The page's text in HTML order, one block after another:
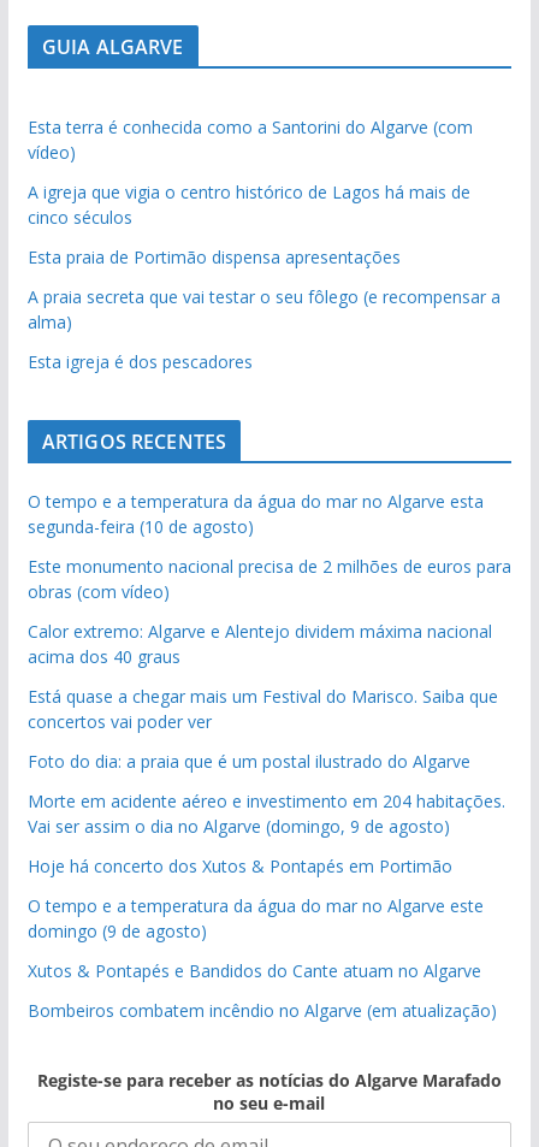
GUIA ALGARVE
Esta terra é conhecida como a Santorini do Algarve (com
vídeo)
A igreja que vigia o centro histórico de Lagos há mais de
cinco séculos
Esta praia de Portimão dispensa apresentações
A praia secreta que vai testar o seu fôlego (e recompensar a
alma)
Esta igreja é dos pescadores
ARTIGOS RECENTES
O tempo e a temperatura da água do mar no Algarve esta
segunda-feira (10 de agosto)
Este monumento nacional precisa de 2 milhões de euros para
obras (com vídeo)
Calor extremo: Algarve e Alentejo dividem máxima nacional
acima dos 40 graus
Está quase a chegar mais um Festival do Marisco. Saiba que
concertos vai poder ver
Foto do dia: a praia que é um postal ilustrado do Algarve
Morte em acidente aéreo e investimento em 204 habitações.
Vai ser assim o dia no Algarve (domingo, 9 de agosto)
Hoje há concerto dos Xutos & Pontapés em Portimão
O tempo e a temperatura da água do mar no Algarve este
domingo (9 de agosto)
Xutos & Pontapés e Bandidos do Cante atuam no Algarve
Bombeiros combatem incêndio no Algarve (em atualização)
Registe-se para receber as notícias do Algarve Marafado
no seu e-mail